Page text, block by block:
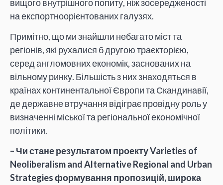
вищого внутрішного попиту, ніж зосередженості
на експортноорієнтованих галузях.
Примітно, що ми знайшли небагато міст та
регіонів, які рухалися б другою траєкторією,
серед англомовних економік, заснованих на
вільному ринку. Більшість з них знаходяться в
країнах континентальної Європи та Скандинавії,
де державне втручання відіграє провідну роль у
визначенні міської та регіональної економічної
політики.
– Чи стане результатом проекту Varieties of
Neoliberalism and Alternative Regional and Urban
Strategies формування пропозицій, широка